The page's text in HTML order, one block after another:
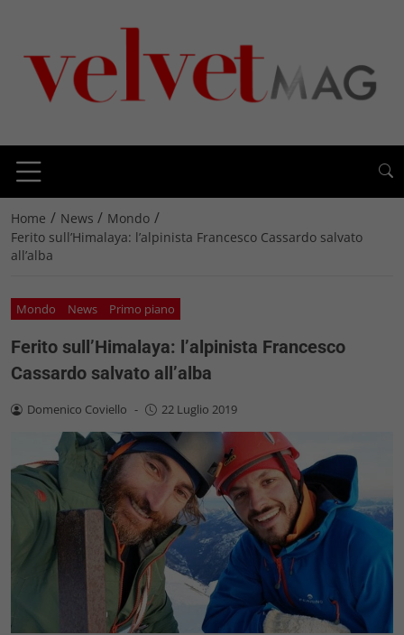
Home / News / Mondo /
Ferito sull’Himalaya: l’alpinista Francesco Cassardo salvato
all’alba
Mondo News Primo piano
Ferito sull’Himalaya: l’alpinista Francesco
Cassardo salvato all’alba
Domenico Coviello - 22 Luglio 2019